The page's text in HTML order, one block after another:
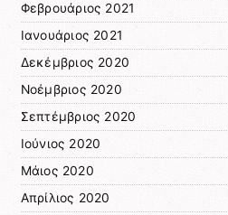
Φεβρουάριος 2021
Ιανουάριος 2021
Δεκέμβριος 2020
Νοέμβριος 2020
Σεπτέμβριος 2020
Ιούνιος 2020
Μάιος 2020
Απρίλιος 2020